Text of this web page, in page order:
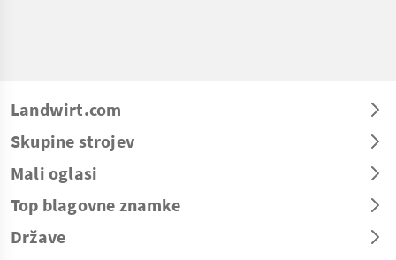
Landwirt.com
Skupine strojev
Mali oglasi
Top blagovne znamke
Države